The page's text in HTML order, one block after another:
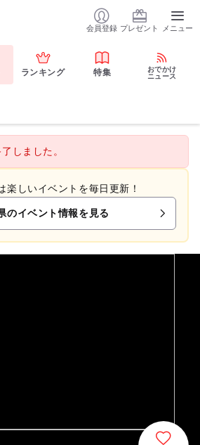
会員登録 プレゼント メニュー
ランキング 特集
おでかけ
ニュース
しました。
楽しいイベントを毎日更新！
のイベント情報を見る